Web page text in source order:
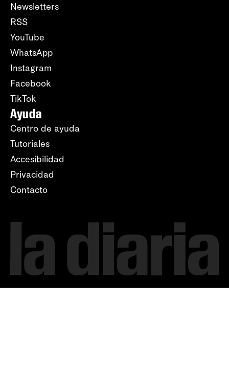
Newsletters
RSS
YouTube
WhatsApp
Instagram
Facebook
TikTok
Ayuda
Centro de ayuda
Tutoriales
Accesibilidad
Privacidad
Contacto